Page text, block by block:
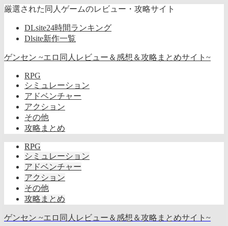
厳選された同人ゲームのレビュー・攻略サイト
DLsite24時間ランキング
Dlsite新作一覧
ゲンセン ~エロ同人レビュー＆感想＆攻略まとめサイト~
RPG
シミュレーション
アドベンチャー
アクション
その他
攻略まとめ
RPG
シミュレーション
アドベンチャー
アクション
その他
攻略まとめ
ゲンセン ~エロ同人レビュー＆感想＆攻略まとめサイト~